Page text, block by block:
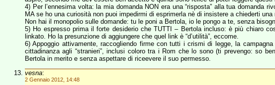
4) Per l’ennesima volta: la mia domanda NON era una “risposta” alla tua
MA se ho una curiosità non puoi impedirmi di esprimerla nè di insistere a chiederti una
Non hai il monopolio sulle domande: tu le poni a Bertola, io le pongo a te, senza
5) Ho espresso prima il forte desiderio che TUTTI – Bertola incluso: è più chiaro
linkato. Ho la presunzione di aggiungere che quel link è “d’utilità”, eccome.
6) Appoggio attivamente, raccogliendo firme con tutti i crismi di legge, la
cittadinanza agli “stranieri”, inclusi coloro tra i Rom che lo sono (ti prevengo: so
Bertola in merito e senza aspettare di riceevere il suo permesso.
vesna:
2 Gennaio 2012, 14:48